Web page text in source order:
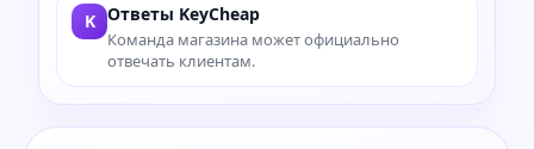
K Ответы KeyCheap
Команда магазина может официально
отвечать клиентам.